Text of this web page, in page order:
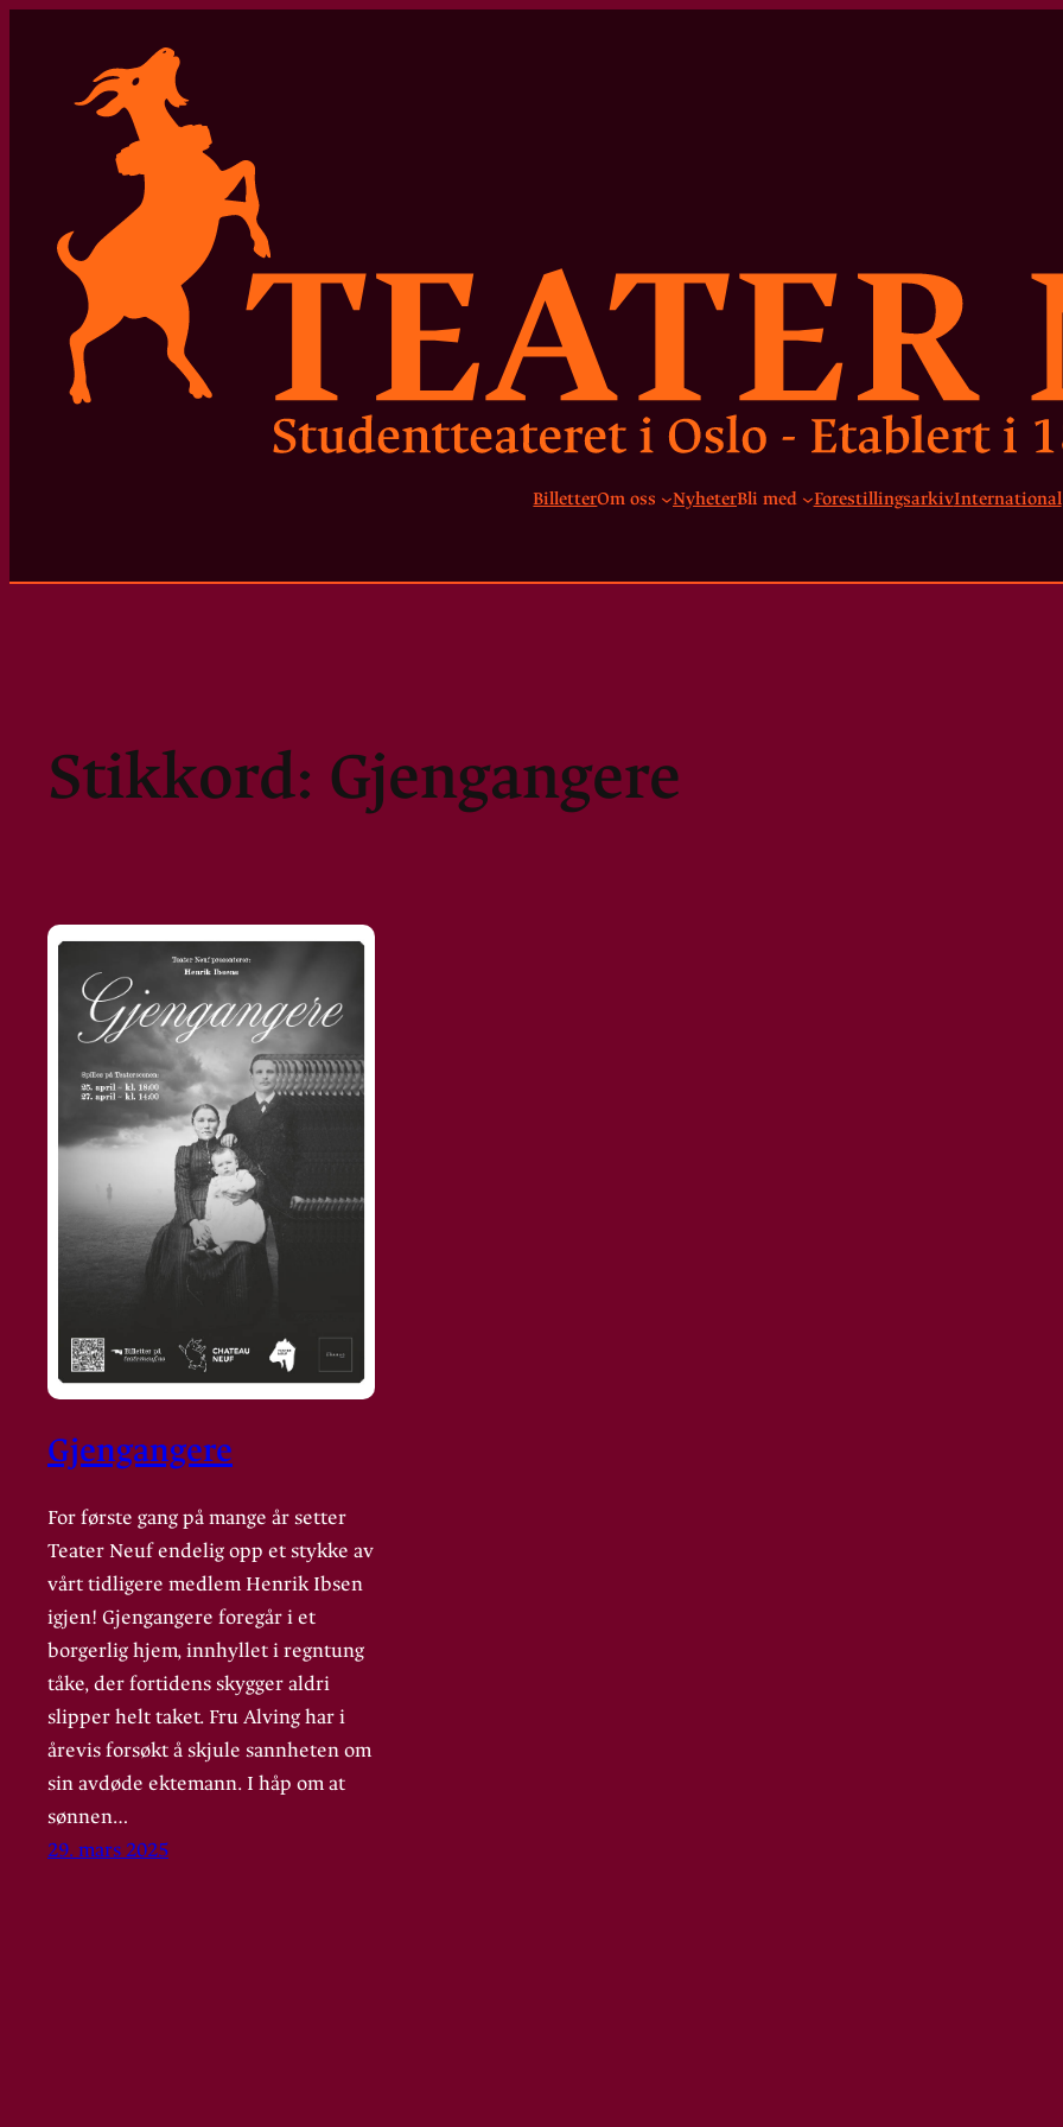
BilletterOm oss NyheterBli med ForestillingsarkivInternational
Stikkord: Gjengangere
Gjengangere
For første gang på mange år setter
Teater Neuf endelig opp et stykke av
vårt tidligere medlem Henrik Ibsen
igjen! Gjengangere foregår i et
borgerlig hjem, innhyllet i regntung
tåke, der fortidens skygger aldri
slipper helt taket. Fru Alving har i
årevis forsøkt å skjule sannheten om
sin avdøde ektemann. I håp om at
sønnen…
29. mars 2025